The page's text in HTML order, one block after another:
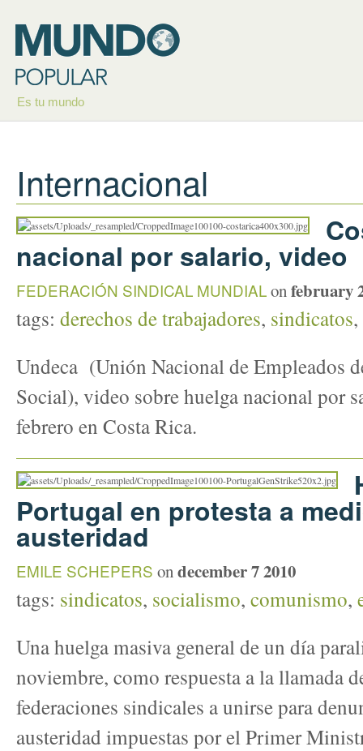
Es tu mundo
Internacional
nacional por salario, video
FEDERACIÓN SINDICAL MUNDIALonfebruary
tags: derechos de trabajadores, sindicatos,
Undeca (Unión Nacional de Empleados
Social), video sobre huelga nacional por
febrero en Costa Rica.
Portugal en protesta a
austeridad
EMILE SCHEPERS ondecember 7 2010
tags: sindicatos, socialismo, comunismo,
Una huelga masiva general de un día
noviembre, como respuesta a la llamada
federaciones sindicales a unirse para
austeridad impuestas por el Primer